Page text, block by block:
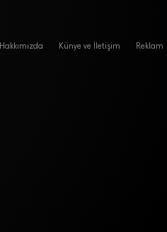
Hakkımızda Künye ve İletişim Reklam